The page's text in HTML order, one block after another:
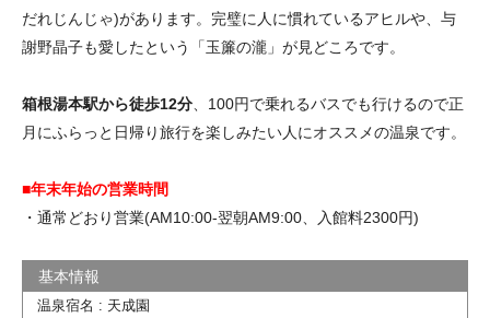
だれじんじゃ)があります。完璧に人に慣れているアヒルや、与
謝野晶子も愛したという「玉簾の瀧」が見どころです。
箱根湯本駅から徒歩12分 、100円で乗れるバスでも行けるので正
月にふらっと日帰り旅行を楽しみたい人にオススメの温泉です。
■年末年始の営業時間
・通常どおり営業(AM10:00-翌朝AM9:00、入館料2300円)
温泉宿名 : 天成園